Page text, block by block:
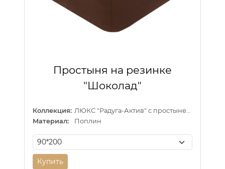
Простыня на резинке
"Шоколад"
Коллекция:
Материал:
Поплин
Купить